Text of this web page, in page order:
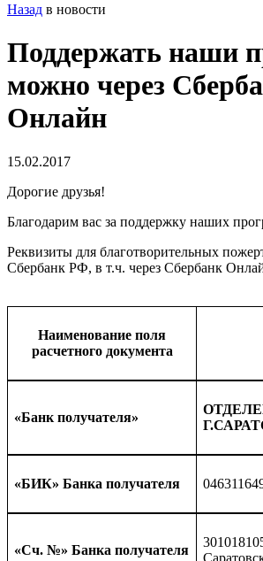
Назад в новости
Поддержать наши
можно через
Онлайн
15.02.2017
Дорогие друзья!
Благодарим вас за поддержку наших
Реквизиты для благотворительных
Сбербанк РФ, в т.ч. через Сбербанк
Наименование поля
расчетного документа
«Банк получателя»
«БИК» Банка получателя
«Сч. №» Банка получателя